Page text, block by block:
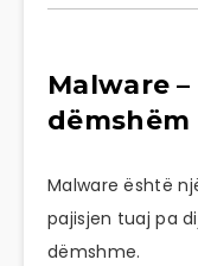
Malware
dëmshëm
Malware është
pajisjen tuaj pa
dëmshme.